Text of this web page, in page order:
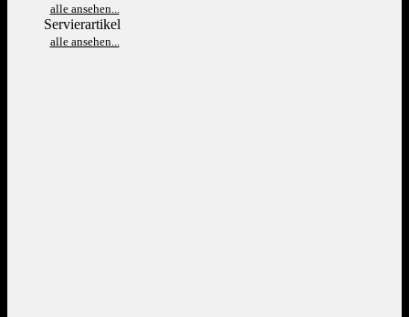
alle ansehen...
Servierartikel
alle ansehen...